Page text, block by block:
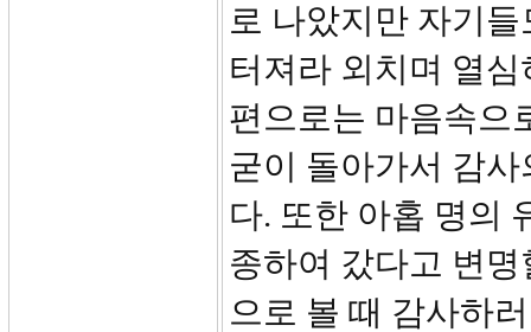
로 나았지만 자기
터져라 외치며 열
편으로는 마음속으
굳이 돌아가서 감
다. 또한 아홉 명의
종하여 갔다고 변
으로 볼 때 감사하